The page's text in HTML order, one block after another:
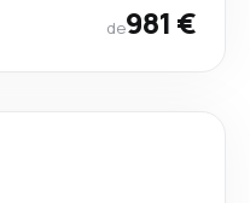
de981 €